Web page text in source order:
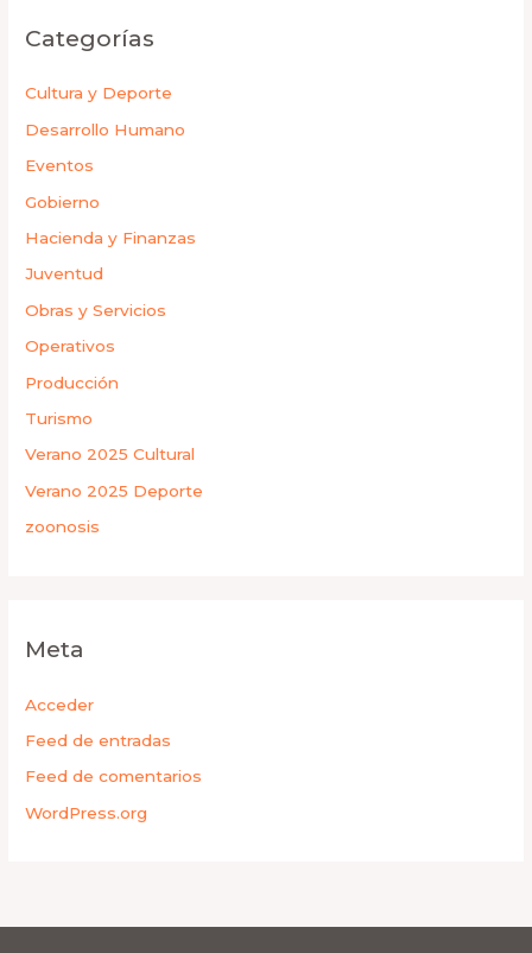
Categorías
Cultura y Deporte
Desarrollo Humano
Eventos
Gobierno
Hacienda y Finanzas
Juventud
Obras y Servicios
Operativos
Producción
Turismo
Verano 2025 Cultural
Verano 2025 Deporte
zoonosis
Meta
Acceder
Feed de entradas
Feed de comentarios
WordPress.org